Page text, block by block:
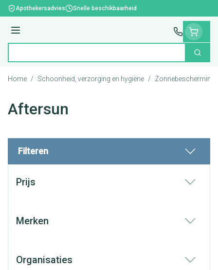
Ga naar de inhoud
Apothekersadvies Snelle beschikbaarheid
Menu
Zoek
Home / Schoonheid, verzorging en hygiëne / Zonnebescherming
Aftersun
Filteren
Prijs
Merken
Organisaties